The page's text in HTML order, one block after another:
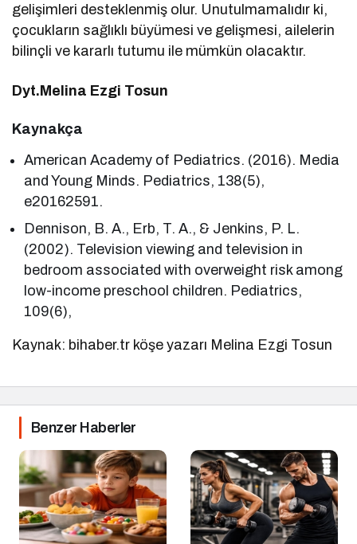
gelişimleri desteklenmiş olur. Unutulmamalıdır ki,
çocukların sağlıklı büyümesi ve gelişmesi, ailelerin
bilinçli ve kararlı tutumu ile mümkün olacaktır.
Dyt.Melina Ezgi Tosun
Kaynakça
American Academy of Pediatrics. (2016). Media
and Young Minds. Pediatrics, 138(5),
e20162591.
Dennison, B. A., Erb, T. A., & Jenkins, P. L.
(2002). Television viewing and television in
bedroom associated with overweight risk among
low-income preschool children. Pediatrics,
109(6),
Kaynak: bihaber.tr köşe yazarı Melina Ezgi Tosun
Benzer Haberler